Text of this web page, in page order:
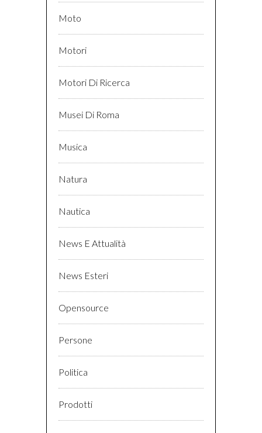
Moto
Motori
Motori Di Ricerca
Musei Di Roma
Musica
Natura
Nautica
News E Attualità
News Esteri
Opensource
Persone
Politica
Prodotti